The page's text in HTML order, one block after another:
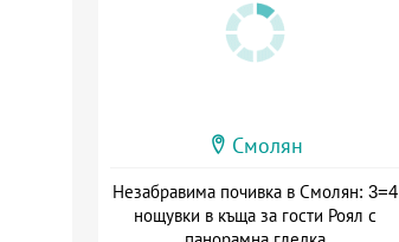
Смолян
Незабравима почивка в Смолян: 3=4
нощувки в къща за гости Роял с